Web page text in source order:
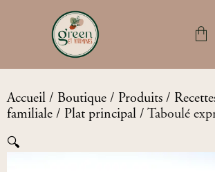
No products in the cart.
Accueil / Boutique / Produits /
familiale / Plat principal / Taboulé
🔍